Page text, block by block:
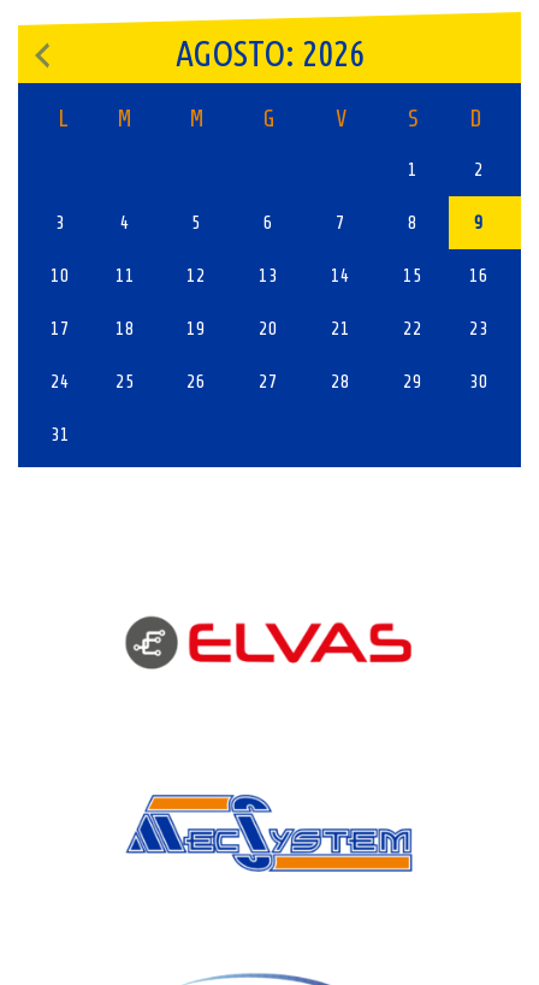
AGOSTO: 2026
L M M G V S D
1 2
3 4 5 6 7 8 9
10 11 12 13 14 15 16
17 18 19 20 21 22 23
24 25 26 27 28 29 30
31